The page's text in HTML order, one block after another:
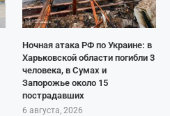
Ночная атака РФ по Украине: в
Харьковской области погибли 3
человека, в Сумах и
Запорожье около 15
пострадавших
6 августа, 2026